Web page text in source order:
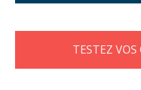
TESTEZ VOS